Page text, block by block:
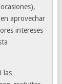
aprovechar
intereses
las